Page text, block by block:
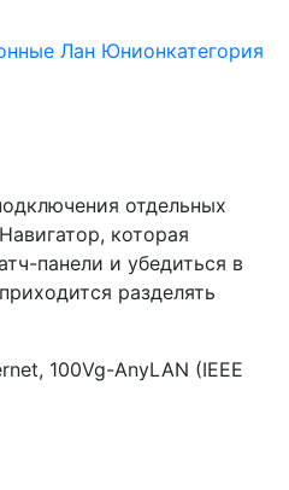
Лан Юнионкатегория
отдельных
которая
панели и убедиться в
разделять
100Vg-AnyLAN (IEEE